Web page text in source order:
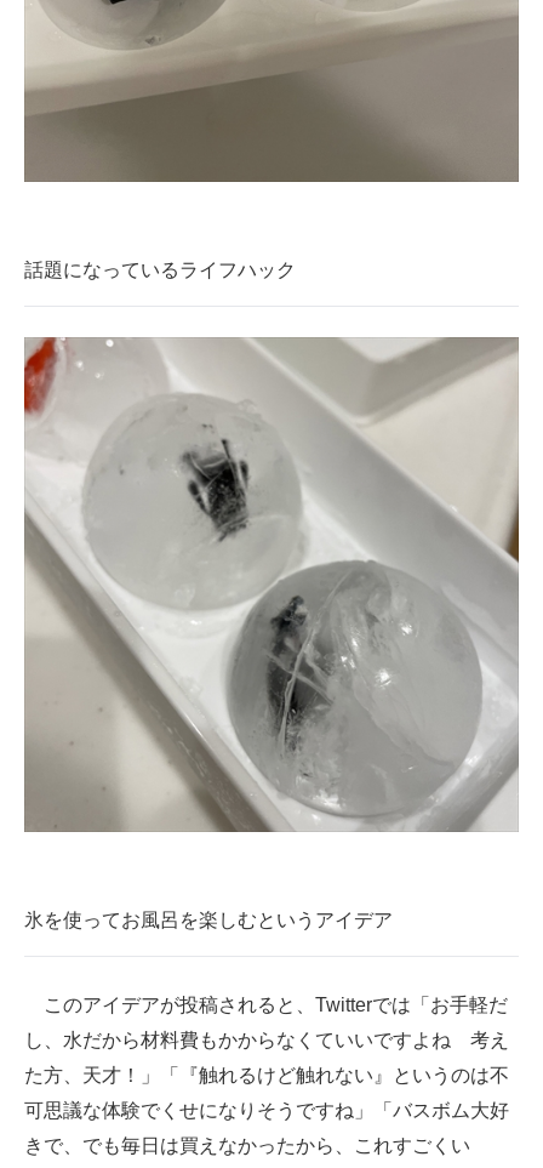
電子設計の基本と応用
エネルギーの専門メディア
話題になっているライフハック
氷を使ってお風呂を楽しむというアイデア
このアイデアが投稿されると、Twitterでは「お手軽だ
し、水だから材料費もかからなくていいですよね 考え
た方、天才！」「『触れるけど触れない』というのは不
可思議な体験でくせになりそうですね」「バスボム大好
きで、でも毎日は買えなかったから、これすごくい